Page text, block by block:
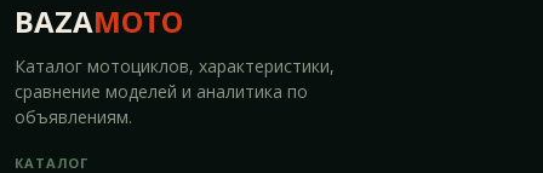
BAZAMOTO
Каталог мотоциклов, характеристики,
сравнение моделей и аналитика по
объявлениям.
КАТАЛОГ